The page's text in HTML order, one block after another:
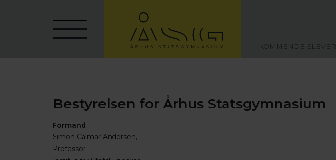
KOMMENDE ELEVER
Bestyrelsen for Århus Statsgymnasium
Formand
Simon Calmar Andersen,
Professor